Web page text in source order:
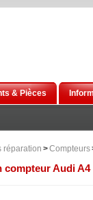
& Pièces
réparation >Compteurs
compteur Audi A4